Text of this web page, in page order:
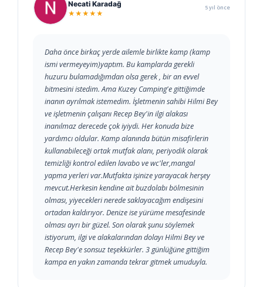
Necati Karadağ
★★★★★
5 yıl önce
Daha önce birkaç yerde ailemle birlikte kamp (kamp
ismi vermeyeyim)yaptım. Bu kamplarda gerekli
huzuru bulamadığımdan olsa gerek , bir an evvel
bitmesini istedim. Ama Kuzey Camping'e gittiğimde
inanın ayrılmak istemedim. İşletmenin sahibi Hilmi Bey
ve işletmenin çalışanı Recep Bey'in ilgi alakası
inanılmaz derecede çok iyiydi. Her konuda bize
yardımcı oldular. Kamp alanında bütün misafirlerin
kullanabileceği ortak mutfak alanı, periyodik olarak
temizliği kontrol edilen lavabo ve wc'ler,mangal
yapma yerleri var.Mutfakta işinize yarayacak herşey
mevcut.Herkesin kendine ait buzdolabı bölmesinin
olması, yiyecekleri nerede saklayacağım endişesini
ortadan kaldırıyor. Denize ise yürüme mesafesinde
olması ayrı bir güzel. Son olarak şunu söylemek
istiyorum, ilgi ve alakalarından dolayı Hilmi Bey ve
Recep Bey'e sonsuz teşekkürler. 3 günlüğüne gittiğim
kampa en yakın zamanda tekrar gitmek umuduyla.